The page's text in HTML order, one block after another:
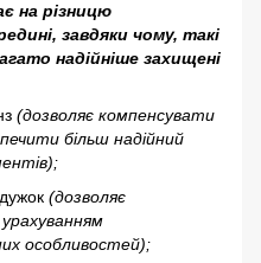
на різницю
завдяки чому, такі
надійніше захищені
(дозволяє компенсувати
більш надійний
(дозволяє
особливостей);